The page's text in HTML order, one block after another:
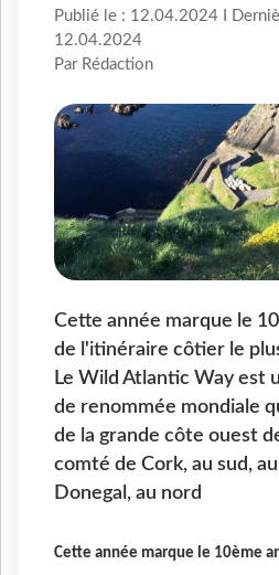
Publié le : 12.04.2024 I
12.04.2024
Par Rédaction
Cette année marque le
de l'itinéraire côtier le
Le Wild Atlantic Way est
de renommée mondiale
de la grande côte ouest
comté de Cork, au sud,
Donegal, au nord
Cette année marque le 10ème